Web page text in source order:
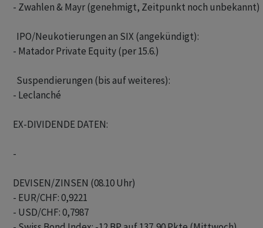
- Zwahlen & Mayr (genehmigt, Zeitpunkt noch unbekannt)
  IPO/Neukotierungen an SIX (angekündigt):
- Matador Private Equity (per 15.6.)
  Suspendierungen (bis auf weiteres):
- Leclanché
EX-DIVIDENDE DATEN:
-
DEVISEN/ZINSEN (08.10 Uhr)
- EUR/CHF: 0,9221
- USD/CHF: 0,7987